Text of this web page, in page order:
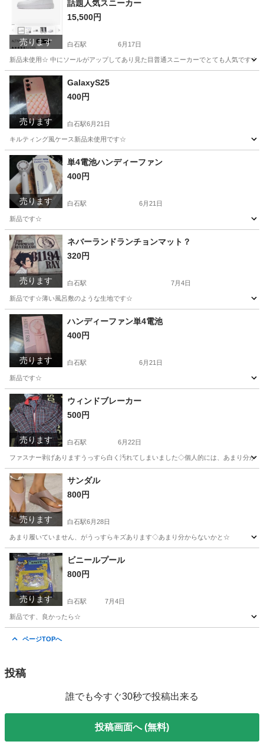
売ります
話題人気スニーカー
15,500円
白石駅 6月17日
新品未使用☆ 中にソールがアップしてあり見た目普通スニーカーでとても人気です☆
宮城 白石市
売ります
GalaxyS25
400円
白石駅6月21日
キルティング風ケース新品未使用です☆
宮城 白石市 白石駅 携帯アクセサリー
売ります
単4電池ハンディーファン
400円
白石駅 6月21日
新品です☆
宮城 白石市 白石駅 季節、空調家電
売ります
ネバーランドランチョンマット？
320円
白石駅 7月4日
新品です☆薄い風呂敷のような生地です☆
宮城 白石市 白石駅 ランチョンマット
売ります
ハンディーファン単4電池
400円
白石駅 6月21日
新品です☆
宮城 白石市 季節、空調家電
売ります
ウィンドブレーカー
500円
白石駅 6月22日
ファスナー剥げありますうっすら白く汚れてしまいました◇個人的には、あまり分
宮城 白石市 白石駅
売ります
サンダル
800円
白石駅6月28日
あまり履いていません、がうっすらキズあります◇あまり分からないかと☆
宮城 白石市 白石駅 靴
売ります
ビニールプール
800円
白石駅 7月4日
新品です、良かったら☆
ページTOPへ
投稿
誰でも今すぐ30秒で投稿出来る
投稿画面へ (無料)